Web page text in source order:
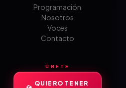
Programación
Nosotros
Voces
Contacto
ÚNETE
QUIERO TENER